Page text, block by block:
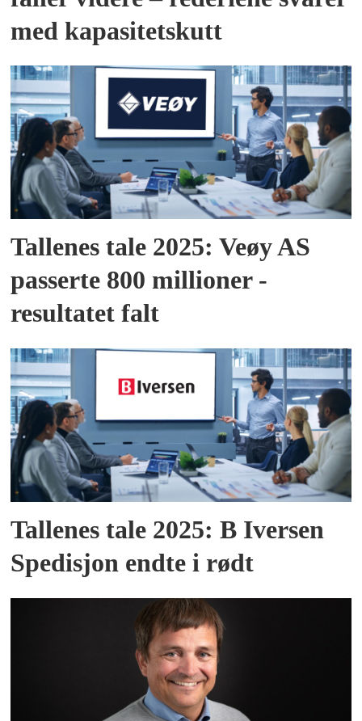
med kapasitetskutt
Tallenes tale 2025: Veøy AS
passerte 800 millioner -
resultatet falt
Tallenes tale 2025: B Iversen
Spedisjon endte i rødt